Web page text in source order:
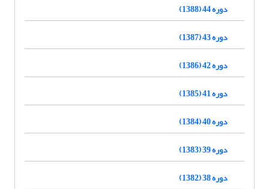
دوره 44 (1388)
دوره 43 (1387)
دوره 42 (1386)
دوره 41 (1385)
دوره 40 (1384)
دوره 39 (1383)
دوره 38 (1382)